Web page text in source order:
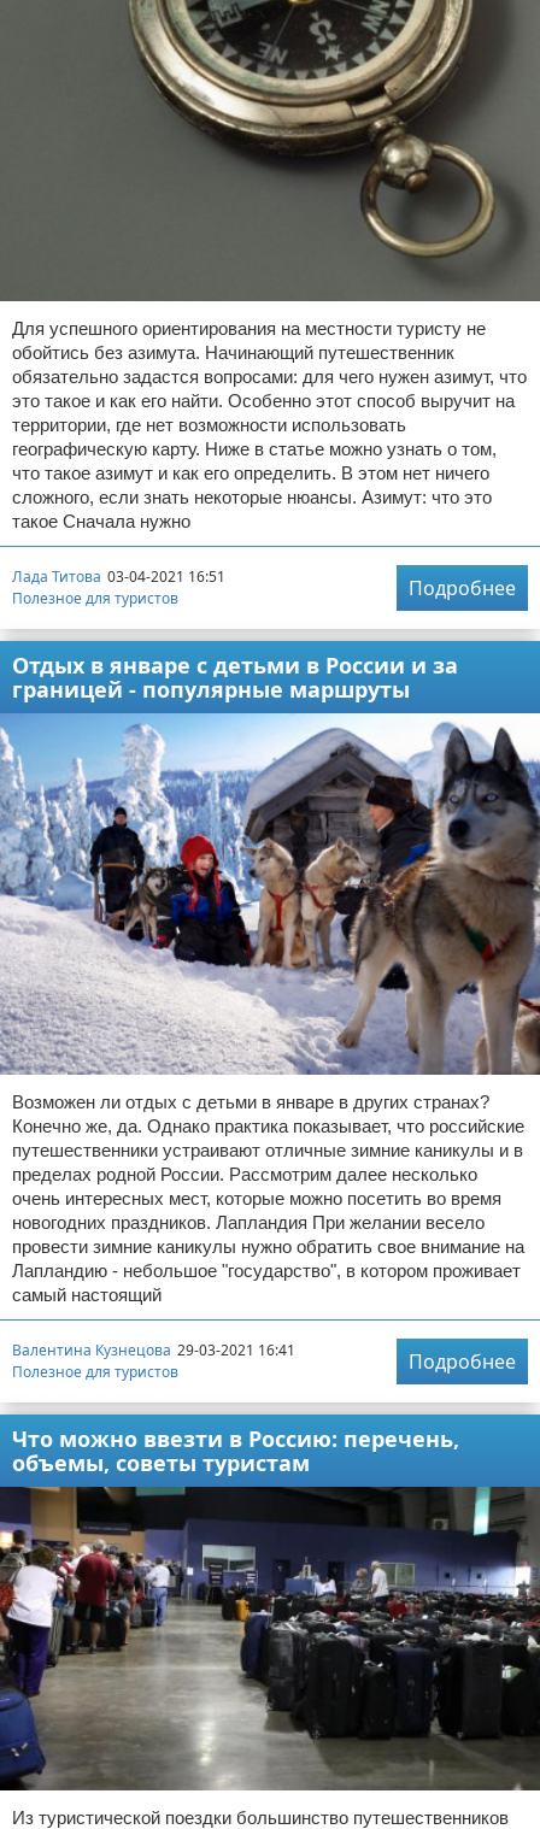
Для успешного ориентирования на местности туристу не
обойтись без азимута. Начинающий путешественник
обязательно задастся вопросами: для чего нужен азимут, что
это такое и как его найти. Особенно этот способ выручит на
территории, где нет возможности использовать
географическую карту. Ниже в статье можно узнать о том,
что такое азимут и как его определить. В этом нет ничего
сложного, если знать некоторые нюансы. Азимут: что это
такое Сначала нужно
Лада Титова 03-04-2021 16:51
Полезное для туристов
Подробнее
Отдых в январе с детьми в России и за
границей - популярные маршруты
Возможен ли отдых с детьми в январе в других странах?
Конечно же, да. Однако практика показывает, что российские
путешественники устраивают отличные зимние каникулы и в
пределах родной России. Рассмотрим далее несколько
очень интересных мест, которые можно посетить во время
новогодних праздников. Лапландия При желании весело
провести зимние каникулы нужно обратить свое внимание на
Лапландию - небольшое "государство", в котором проживает
самый настоящий
Валентина Кузнецова 29-03-2021 16:41
Полезное для туристов
Подробнее
Что можно ввезти в Россию: перечень,
объемы, советы туристам
Из туристической поездки большинство путешественников